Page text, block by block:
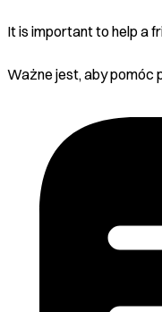
It is important to help a
Ważne jest, aby pomóc